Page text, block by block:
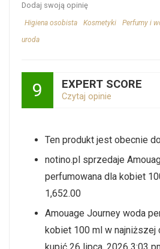
Dodaj swoją opinię
Higiena osobista Kosmetyki Perfumy i
uroda
9 EXPERT SCORE
Czytaj opinie
Ten produkt jest obecnie
notino.pl sprzedaje
perfumowana dla kobiet
1,652.00
Amouage Journey woda
kobiet 100 ml w najniższej